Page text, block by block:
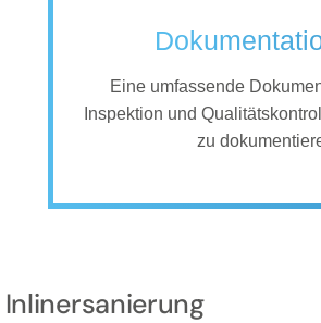
Eine umfassende
Inspektion und
zu